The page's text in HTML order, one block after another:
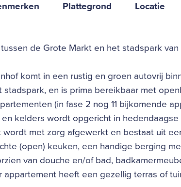
Plattegrond Locatie
de Grote Markt en het stadspark van
komt in een rustig en groen autovrij
stadspark, en is prima bereikbaar met
(in fase 2 nog 11 bijkomende
kelders wordt opgericht in hedendaagse
met zorg afgewerkt en bestaat uit
(open) keuken, een handige berging
van douche en/of bad,
appartement heeft een gezellig terras of